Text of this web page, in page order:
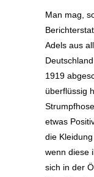
Man mag,
Adels aus
1919
überflüssig
etwas
die
wenn diese
sich in der